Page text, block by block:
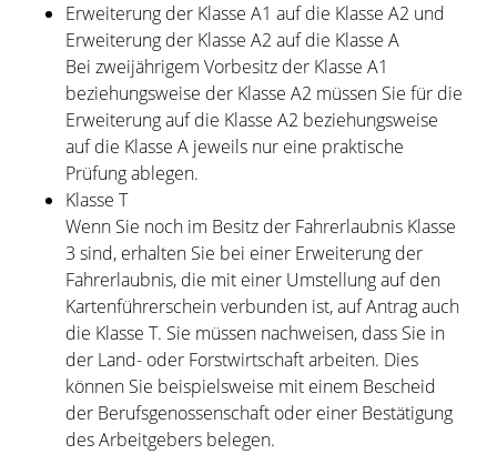
Erweiterung der Klasse A1 auf die Klasse A2 und
Erweiterung der Klasse A2 auf die Klasse A
Bei zweijährigem Vorbesitz der Klasse A1
beziehungsweise der Klasse A2 müssen Sie für die
Erweiterung auf die Klasse A2 beziehungsweise
auf die Klasse A jeweils nur eine praktische
Prüfung ablegen.
Klasse T
Wenn Sie noch im Besitz der Fahrerlaubnis Klasse
3 sind, erhalten Sie bei einer Erweiterung der
Fahrerlaubnis, die mit einer Umstellung auf den
Kartenführerschein verbunden ist, auf Antrag auch
die Klasse T. Sie müssen nachweisen, dass Sie in
der Land- oder Forstwirtschaft arbeiten. Dies
können Sie beispielsweise mit einem Bescheid
der Berufsgenossenschaft oder einer Bestätigung
des Arbeitgebers belegen.